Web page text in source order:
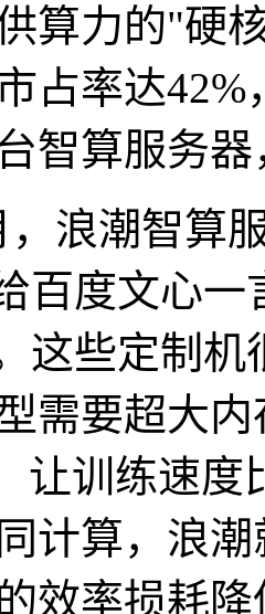
算力的"硬
占率达
智算服务
，浪潮智算
百度文心
这些定制
需要超大
让训练速度
计算，浪
效率损耗